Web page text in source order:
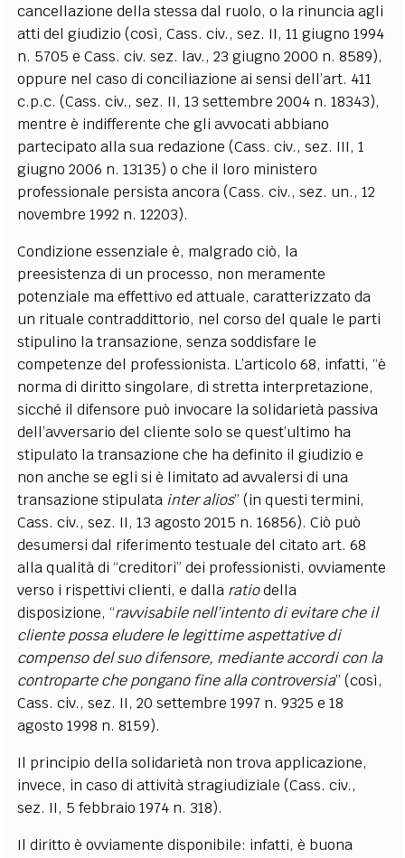
cancellazione della stessa dal ruolo, o la rinuncia agli
atti del giudizio (così, Cass. civ., sez. II, 11 giugno 1994
n. 5705 e Cass. civ. sez. lav., 23 giugno 2000 n. 8589),
oppure nel caso di conciliazione ai sensi dell’art. 411
c.p.c. (Cass. civ., sez. II, 13 settembre 2004 n. 18343),
mentre è indifferente che gli avvocati abbiano
partecipato alla sua redazione (Cass. civ., sez. III, 1
giugno 2006 n. 13135) o che il loro ministero
professionale persista ancora (Cass. civ., sez. un., 12
novembre 1992 n. 12203).
Condizione essenziale è, malgrado ciò, la
preesistenza di un processo, non meramente
potenziale ma effettivo ed attuale, caratterizzato da
un rituale contraddittorio, nel corso del quale le parti
stipulino la transazione, senza soddisfare le
competenze del professionista. L’articolo 68, infatti, “è
norma di diritto singolare, di stretta interpretazione,
sicché il difensore può invocare la solidarietà passiva
dell’avversario del cliente solo se quest’ultimo ha
stipulato la transazione che ha definito il giudizio e
non anche se egli si è limitato ad avvalersi di una
transazione stipulata inter alios” (in questi termini,
Cass. civ., sez. II, 13 agosto 2015 n. 16856). Ciò può
desumersi dal riferimento testuale del citato art. 68
alla qualità di “creditori” dei professionisti, ovviamente
verso i rispettivi clienti, e dalla ratiodella
disposizione, “ravvisabile nell’intento di evitare che il
cliente possa eludere le legittime aspettative di
compenso del suo difensore, mediante accordi con la
controparte che pongano fine alla controversia” (così,
Cass. civ., sez. II, 20 settembre 1997 n. 9325 e 18
agosto 1998 n. 8159).
Il principio della solidarietà non trova applicazione,
invece, in caso di attività stragiudiziale (Cass. civ.,
sez. II, 5 febbraio 1974 n. 318).
Il diritto è ovviamente disponibile: infatti, è buona